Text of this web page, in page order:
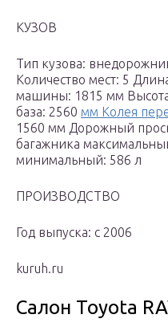
КУЗОВ
Тип кузова:
Количество мест: 5
машины: 1815 мм
база: 2560 мм Колея
1560 мм Дорожный
багажника
минимальный: 586 л
ПРОИЗВОДСТВО
Год выпуска: с 2006
kuruh.ru
Салон Toyota